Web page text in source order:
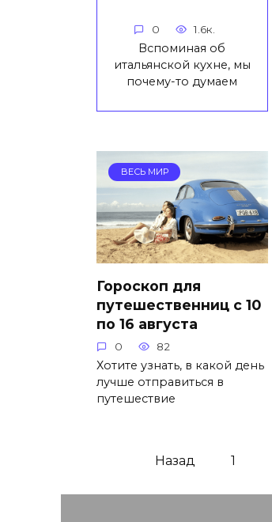
0 1.6к.
Вспоминая об
итальянской кухне, мы
почему-то думаем
ВЕСЬ МИР
Гороскоп для
путешественниц с 10
по 16 августа
0 82
Хотите узнать, в какой день
лучше отправиться в
путешествие
Навигация
записям
Назад 1